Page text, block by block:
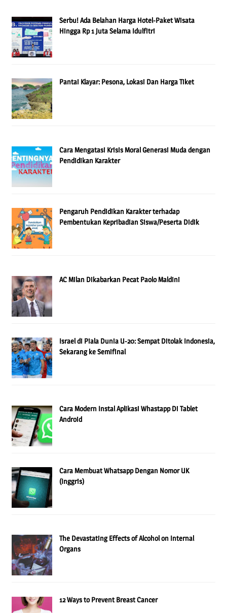
Serbu! Ada Belahan Harga Hotel-Paket Wisata
Hingga Rp 1 Juta Selama Idulfitri
Pantai Klayar: Pesona, Lokasi Dan Harga Tiket
Cara Mengatasi Krisis Moral Generasi Muda dengan
Pendidikan Karakter
Pengaruh Pendidikan Karakter terhadap
Pembentukan Kepribadian Siswa/Peserta Didik
AC Milan Dikabarkan Pecat Paolo Maldini
Israel di Piala Dunia U-20: Sempat Ditolak Indonesia,
Sekarang ke Semifinal
Cara Modern Instal Aplikasi Whastapp Di Tablet
Android
Cara Membuat Whatsapp Dengan Nomor UK
(Inggris)
The Devastating Effects of Alcohol on Internal
Organs
12 Ways to Prevent Breast Cancer